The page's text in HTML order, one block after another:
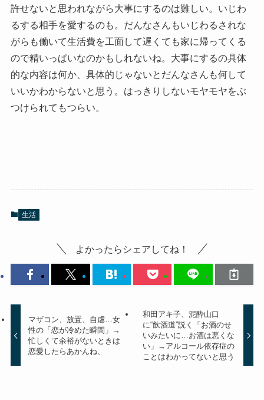
許せないと思われながら大事にするのは難しい。いじわ
るする相手を愛するのも。だんなさんもいじわるされな
がらも働いて生活費を工面して遅くても家に帰ってくる
ので精いっぱいなのかもしれないね。大事にするの具体
的な内容は何か、具体的じゃないとだんなさんも何して
いいかわからないと思う。はっきりしないモヤモヤをぶ
つけられてもつらい。
生活
よかったらシェアしてね！
マザコン、放置、自虐…女
性の「恋が冷めた瞬間」→
忙しくて余裕がないときは
恋愛したらあかんね、
和田アキ子、泥酔山口
に“飲酒道”説く「お酒のせ
いみたいに…お酒は悪くな
い」→アルコール依存症の
ことはわかってないと思う